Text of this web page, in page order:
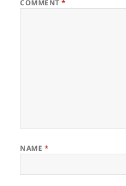
COMMENT*
NAME *